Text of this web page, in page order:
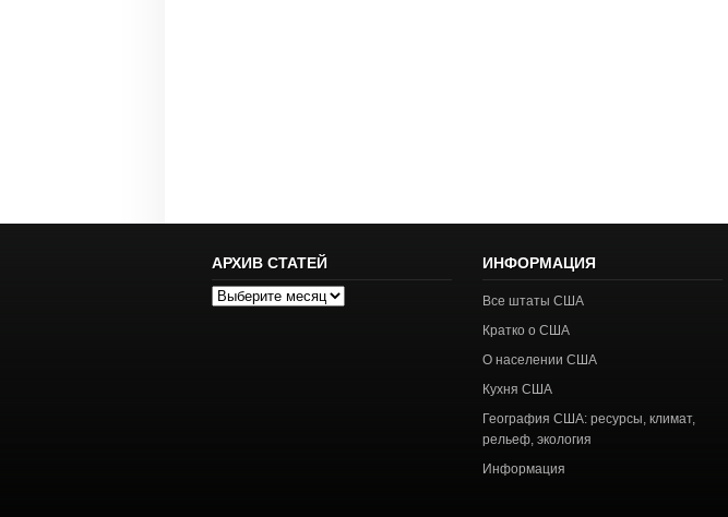
АРХИВ СТАТЕЙ
Архив
ИНФОРМАЦИЯ
Все штаты США
Кратко о США
О населении США
Кухня США
География США: ресурсы, климат,
рельеф, экология
Информация